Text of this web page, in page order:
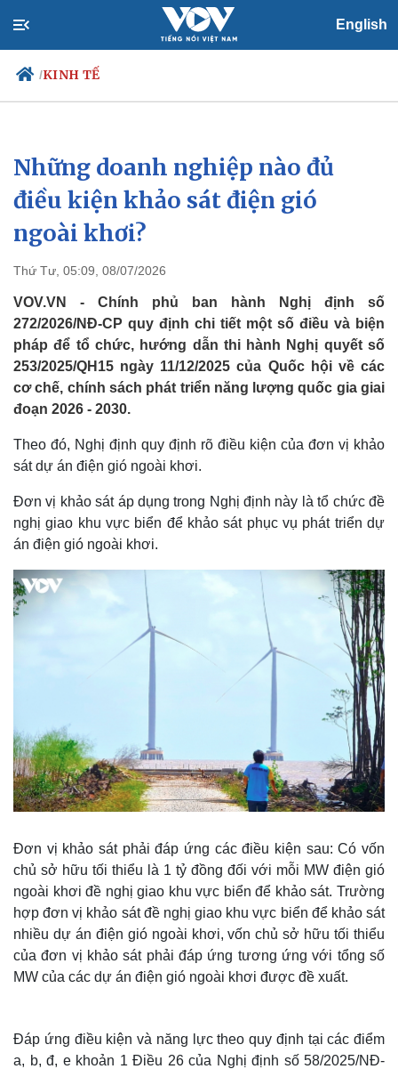
English
/KINH TẾ
Chính trị
Đảng
Tổ chức nhân sự
Quốc hội
Nhận diện sự thật
Xã hội
Tin 24h
Dự báo thời tiết
Những doanh nghiệp nào đủ
điều kiện khảo sát điện gió
ngoài khơi?
Thứ Tư, 05:09, 08/07/2026
VOV.VN - Chính phủ ban hành Nghị định số
272/2026/NĐ-CP quy định chi tiết một số điều và biện
pháp để tổ chức, hướng dẫn thi hành Nghị quyết số
253/2025/QH15 ngày 11/12/2025 của Quốc hội về các
cơ chế, chính sách phát triển năng lượng quốc gia giai
đoạn 2026 - 2030.
Theo đó, Nghị định quy định rõ điều kiện của đơn vị khảo
sát dự án điện gió ngoài khơi.
Đơn vị khảo sát áp dụng trong Nghị định này là tổ chức đề
nghị giao khu vực biển để khảo sát phục vụ phát triển dự
án điện gió ngoài khơi.
Đơn vị khảo sát phải đáp ứng các điều kiện sau: Có vốn
chủ sở hữu tối thiểu là 1 tỷ đồng đối với mỗi MW điện gió
ngoài khơi đề nghị giao khu vực biển để khảo sát. Trường
hợp đơn vị khảo sát đề nghị giao khu vực biển để khảo sát
nhiều dự án điện gió ngoài khơi, vốn chủ sở hữu tối thiểu
của đơn vị khảo sát phải đáp ứng tương ứng với tổng số
MW của các dự án điện gió ngoài khơi được đề xuất.
Đáp ứng điều kiện và năng lực theo quy định tại các điểm
a, b, đ, e khoản 1 Điều 26 của Nghị định số 58/2025/NĐ-